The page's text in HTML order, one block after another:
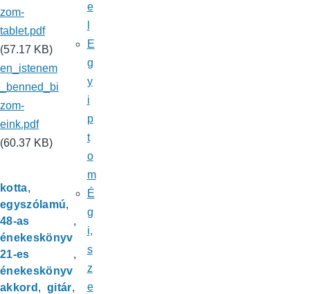
zom-
tablet.pdf
(57.17 KB)
en_istenem
_benned_bi
zom-
eink.pdf
(60.37 KB)
kotta
egyszólamú
48-as
énekeskönyv
21-es
énekeskönyv
akkord
gitár
e
E
g
y
i
p
t
o
m
É
g
i,
s
z
e